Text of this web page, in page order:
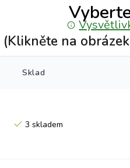
(Klikněte na
Sklad
3 skladem